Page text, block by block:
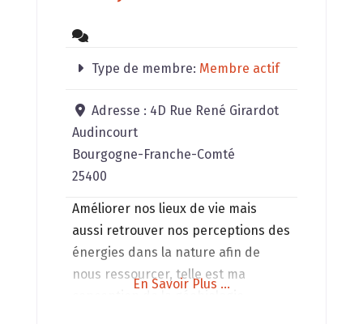
Type de membre: Membre actif
Adresse : 4D Rue René Girardot
Audincourt
Bourgogne-Franche-Comté
25400
Améliorer nos lieux de vie mais
aussi retrouver nos perceptions des
énergies dans la nature afin de
nous ressourcer, telle est ma
En Savoir Plus ...